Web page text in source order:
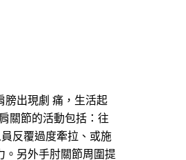
膀出現劇 痛，生活起
關節的活動包括：往
反覆過度牽拉、或施
另外手肘關節周圍提